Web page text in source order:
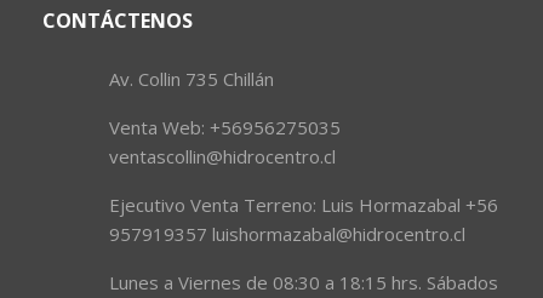
CONTÁCTENOS
Av. Collin 735 Chillán
Venta Web: +56956275035
ventascollin@hidrocentro.cl
Ejecutivo Venta Terreno: Luis Hormazabal +56
957919357 luishormazabal@hidrocentro.cl
Lunes a Viernes de 08:30 a 18:15 hrs. Sábados